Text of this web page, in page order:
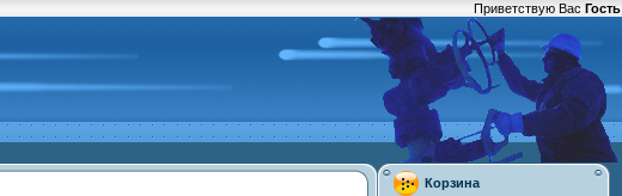
Приветствую Вас Гость
Корзина